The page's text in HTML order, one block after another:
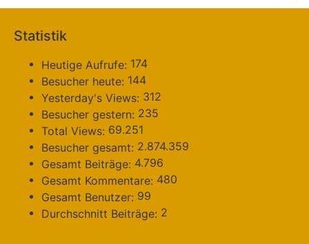
Statistik
Heutige Aufrufe: 174
Besucher heute: 144
Yesterday's Views: 312
Besucher gestern: 235
Total Views: 69.251
Besucher gesamt: 2.874.359
Gesamt Beiträge: 4.796
Gesamt Kommentare: 480
Gesamt Benutzer: 99
Durchschnitt Beiträge: 2